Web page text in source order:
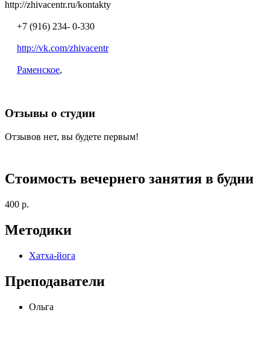
http://zhivacentr.ru/kontakty
+7 (916) 234- 0-330
http://vk.com/zhivacentr
Раменское,
Отзывы о студии
Отзывов нет, вы будете первым!
Стоимость вечернего занятия в будни
400 р.
Методики
Хатха-йога
Преподаватели
Ольга